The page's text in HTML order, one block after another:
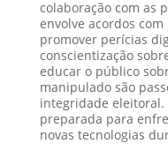
colaboração com as
envolve acordos
promover perícias
conscientização
educar o público
manipulado são
integridade eleitoral.
preparada para
novas tecnologias